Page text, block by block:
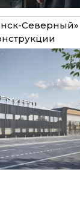
Северный»